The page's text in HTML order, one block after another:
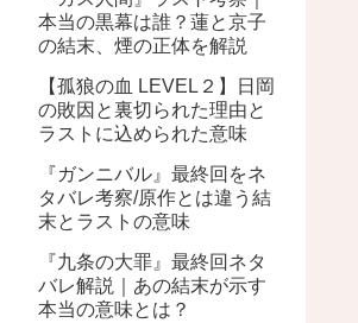
本当の黒幕は誰？蓮と京子
の結末、煙の正体を解説
【孤狼の血 LEVEL２】日岡
の敗因と裏切られた理由と
ラストに込められた意味
『ガンニバル』最終回をネ
タバレ考察/原作とは違う結
末とラストの意味
『九条の大罪』最終回ネタ
バレ解説｜あの結末が示す
本当の意味とは？